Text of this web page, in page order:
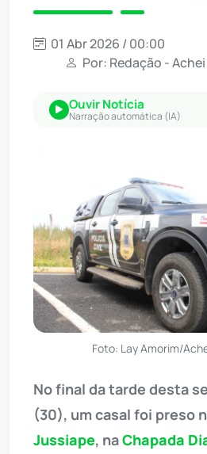
01 Abr 2026 / 00:00
Por: Redação -
Ouvir Notícia
Narração automática (IA)
Foto: Lay Amorim/
No final da tarde desta
(30), um casal foi preso
Jussiape, naChapada